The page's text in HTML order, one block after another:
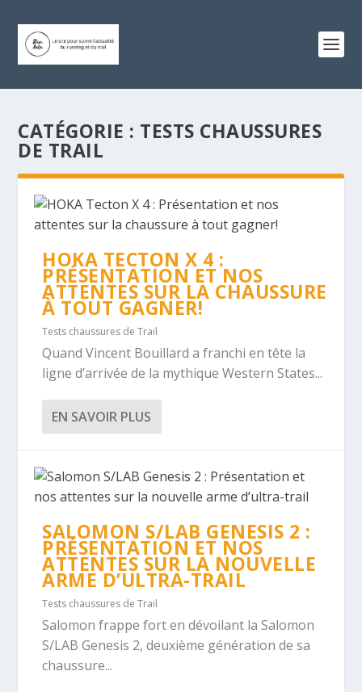
CATÉGORIE : TESTS CHAUSSURES
DE TRAIL
HOKA TECTON X 4 :
PRÉSENTATION ET NOS
ATTENTES SUR LA CHAUSSURE
À TOUT GAGNER!
Tests chaussures de Trail
Quand Vincent Bouillard a franchi en tête la
ligne d’arrivée de la mythique Western States...
EN SAVOIR PLUS
SALOMON S/LAB GENESIS 2 :
PRÉSENTATION ET NOS
ATTENTES SUR LA NOUVELLE
ARME D’ULTRA-TRAIL
Tests chaussures de Trail
Salomon frappe fort en dévoilant la Salomon
S/LAB Genesis 2, deuxième génération de sa
chaussure...